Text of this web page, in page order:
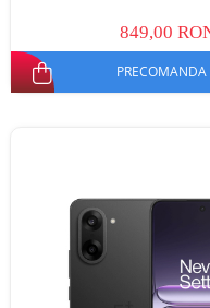
849,00
PRECOMANDA